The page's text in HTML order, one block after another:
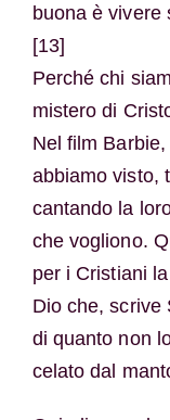
buona è vivere
[13]
Perché chi
mistero di
Nel film
abbiamo visto,
cantando la
che vogliono.
per i Cristiani
Dio che, scrive
di quanto non
celato dal